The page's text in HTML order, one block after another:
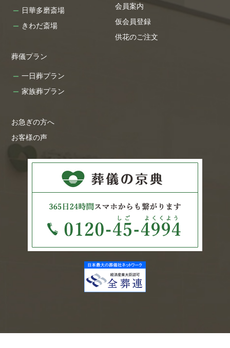
日華多磨斎場
きわだ斎場
葬儀プラン
一日葬プラン
家族葬プラン
お急ぎの方へ
お客様の声
会員案内
仮会員登録
供花のご注文